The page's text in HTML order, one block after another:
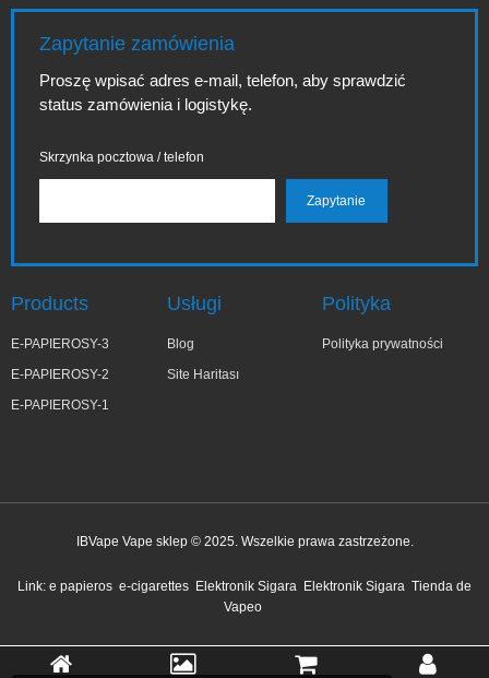
Zapytanie zamówienia
Proszę wpisać adres e-mail, telefon, aby sprawdzić
status zamówienia i logistykę.
Skrzynka pocztowa / telefon
Products
E-PAPIEROSY-3
E-PAPIEROSY-2
E-PAPIEROSY-1
Usługi
Blog
Site Haritası
Polityka
Polityka prywatności
IBVape Vape sklep © 2025. Wszelkie prawa zastrzeżone.
Link: e papieros e-cigarettes Elektronik Sigara Elektronik Sigara Tienda de
Vapeo
niedawno kupiony
1 godzinę temu